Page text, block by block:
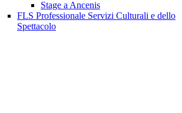
Stage a Ancenis
FLS Professionale Servizi Culturali e dello
Spettacolo